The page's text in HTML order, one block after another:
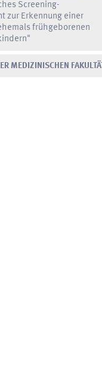
Screening-
zur Erkennung einer
frühgeborenen
MEDIZINISCHEN FAKULTÄT